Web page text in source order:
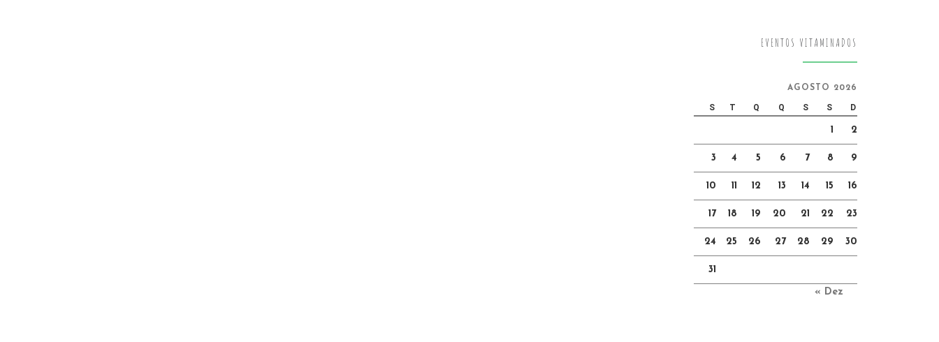
EVENTOS VITAMINADOS
AGOSTO 2026
S T Q Q S S D
1 2
3 4 5 6 7 8 9
10 11 12 13 14 15 16
17 18 19 20 21 22 23
24 25 26 27 28 29 30
31
« Dez